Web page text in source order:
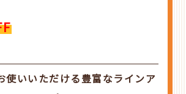
使いいただける豊富なラインア